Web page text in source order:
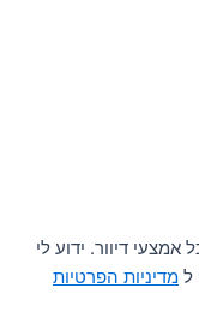
דיוור. ידוע לי
ל מדיניות הפרטיות